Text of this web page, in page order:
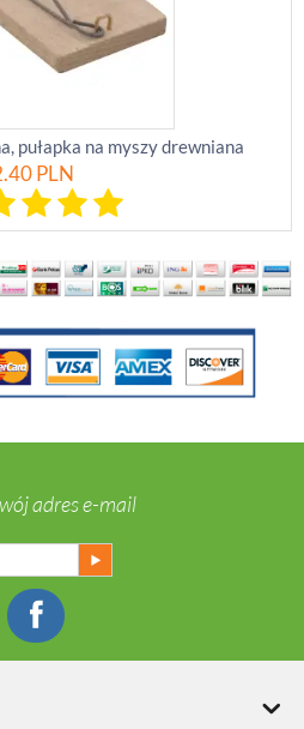
pułapka na myszy drewniana
PLN
adres e-mail